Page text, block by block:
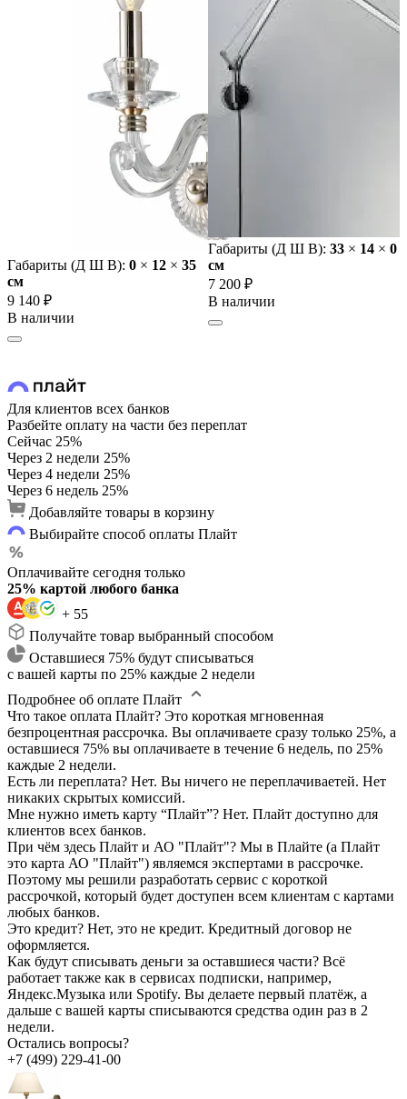
Габариты (Д Ш В): 0 × 12 × 35
cм
9 140 ₽
В наличии
Габариты (Д Ш В): 33 × 14 × 0
cм
7 200 ₽
В наличии
Для клиентов всех банков
Разбейте оплату на части без переплат
Сейчас 25%
Через 2 недели 25%
Через 4 недели 25%
Через 6 недель 25%
Добавляйте товары в корзину
Выбирайте способ оплаты Плайт
Оплачивайте сегодня только
25% картой любого банка
+ 55
Получайте товар выбранный способом
Оставшиеся 75% будут списываться
с вашей карты по 25% каждые 2 недели
Подробнее об оплате Плайт
Что такое оплата Плайт? Это короткая мгновенная
безпроцентная рассрочка. Вы оплачиваете сразу только 25%, а
оставшиеся 75% вы оплачиваете в течение 6 недель, по 25%
каждые 2 недели.
Есть ли переплата? Нет. Вы ничего не переплачиваетей. Нет
никаких скрытых комиссий.
Мне нужно иметь карту “Плайт”? Нет. Плайт доступно для
клиентов всех банков.
При чём здесь Плайт и АО "Плайт"? Мы в Плайте (а Плайт
это карта АО "Плайт") являемся экспертами в рассрочке.
Поэтому мы решили разработать сервис с короткой
рассрочкой, который будет доступен всем клиентам с картами
любых банков.
Это кредит? Нет, это не кредит. Кредитный договор не
оформляется.
Как будут списывать деньги за оставшиеся части? Всё
работает также как в сервисах подписки, например,
Яндекс.Музыка или Spotify. Вы делаете первый платёж, а
дальше с вашей карты списываются средства один раз в 2
недели.
Остались вопросы?
+7 (499) 229-41-00